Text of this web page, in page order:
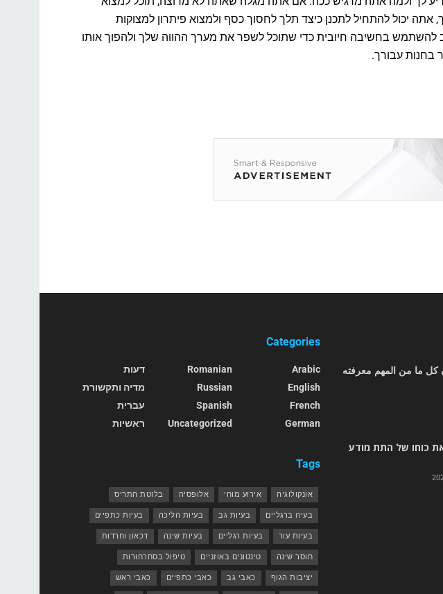
יכול להתחיל לתכנן כיצד תלך לחסוך כסף ולמצוא פיתרון למצוקות
להשתמש בחשיבה חיובית כדי שתוכל לשפר את מערך ההווה שלך ולהפוך אותו
בחנות עבורך.
كل ما من المهم معرفته
כוחו של התת מודע
Categories
Arabic
English
French
German
Romanian
Russian
Spanish
Uncategorized
דעות
מדיה ותקשורת
עברית
ראשיות
Tags
אונקולוגיה אירוע מוחי אלופסיה בלוטת התריס
בעיה ברגליים בעיות גב בעיות הליכה בעיות כתפיים
בעיות עור בעיות רגליים בעיות שינה דכאון וחרדות
חוסר שינה טינטונים באוזניים טיפול בסחרחורות
יציבות הגוף כאבי גב כאבי כתפיים כאבי ראש